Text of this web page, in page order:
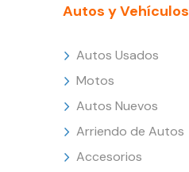
Autos y Vehículos
Autos Usados
Motos
Autos Nuevos
Arriendo de Autos
Accesorios